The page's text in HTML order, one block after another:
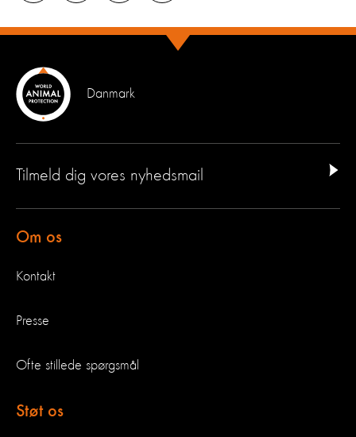
Danmark
Tilmeld dig vores nyhedsmail
Om os
Kontakt
Presse
Ofte stillede spørgsmål
Støt os